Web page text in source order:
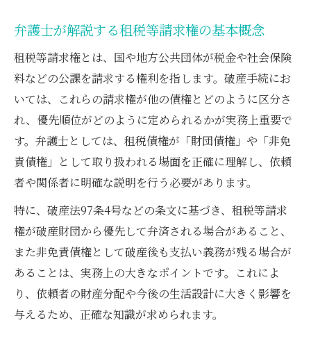
財団債権一覧と租税債権の位置づけを確認
財団債権として扱う租税等の実務ポイント
租税債権が財団債権となる条件を弁護士が
整理
租税債権の抵当権優劣と弁護士実務の視点
破産手続で弁護士が押さえる請求権整理法
破産法97条4号に基づく租税等請求権の整理
務
租税債権と他債権の優先順位を弁護士が解
説
破産手続開始前の租税等請求権の扱いと注
意点
弁護士が解説する租税等請求権の基本概念
租税等請求権とは、国や地方公共団体が税金や社会保険
料などの公課を請求する権利を指します。破産手続にお
いては、これらの請求権が他の債権とどのように区分さ
れ、優先順位がどのように定められるかが実務上重要で
す。弁護士としては、租税債権が「財団債権」や「非免
責債権」として取り扱われる場面を正確に理解し、依頼
者や関係者に明確な説明を行う必要があります。
特に、破産法97条4号などの条文に基づき、租税等請求
権が破産財団から優先して弁済される場合があること、
また非免責債権として破産後も支払い義務が残る場合が
あることは、実務上の大きなポイントです。これによ
り、依頼者の財産分配や今後の生活設計に大きく影響を
与えるため、正確な知識が求められます。